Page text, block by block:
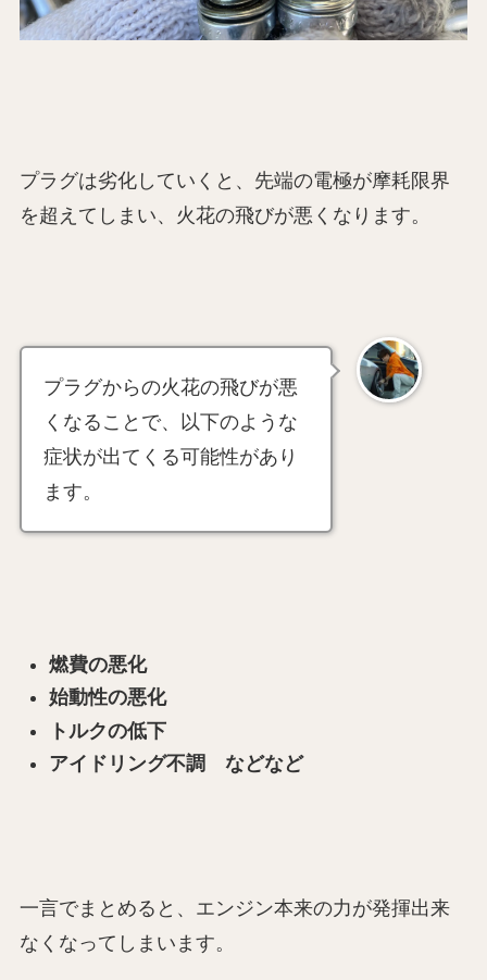
プラグは劣化していくと、先端の電極が摩耗限界
を超えてしまい、火花の飛びが悪くなります。
プラグからの火花の飛びが悪
くなることで、以下のような
症状が出てくる可能性があり
ます。
燃費の悪化
始動性の悪化
トルクの低下
アイドリング不調 などなど
一言でまとめると、エンジン本来の力が発揮出来
なくなってしまいます。